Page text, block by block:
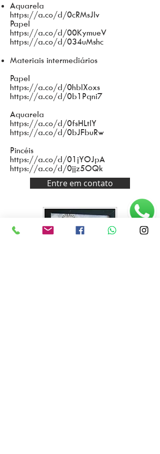
Aquarela
https://a.co/d/0cRMsJlv
Papel
https://a.co/d/00KymueV
https://a.co/d/034uMshc
Materiais intermediários
Papel
https://a.co/d/0hbIXoxs
https://a.co/d/0b1Pqni7
Aquarela
https://a.co/d/0fsHLtlY
https://a.co/d/0bJFbuRw
Pincéis
https://a.co/d/01jYOJpA
https://a.co/d/0jjz5OQk
Entre em contato